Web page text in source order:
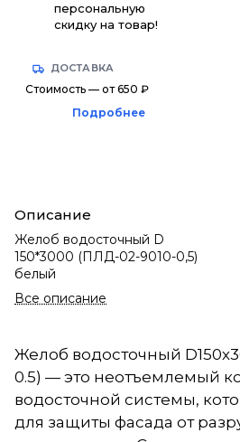
персональную
скидку на товар!
ДОСТАВКА
Стоимость — от 650 ₽
Подробнее
Описание
Желоб водосточный D
150*3000 (ПЛД-02-9010-0,5)
белый
Все описание
Желоб водосточный
0.5) — это неотъемлемый
водосточной системы,
для защиты фасада от